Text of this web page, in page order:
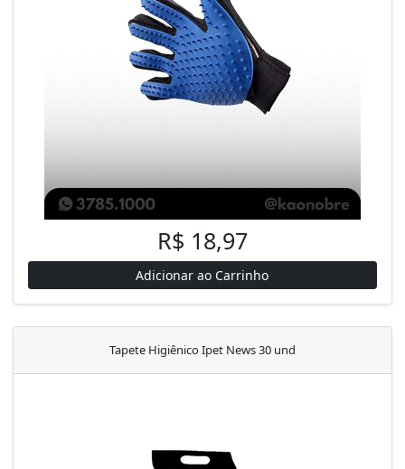
R$ 18,97
Adicionar ao Carrinho
Tapete Higiênico Ipet News 30 und